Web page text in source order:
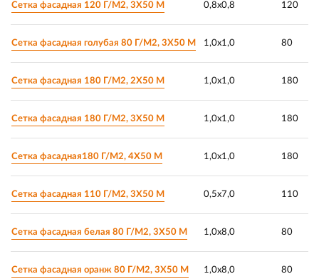
Сетка фасадная 120 Г/М2, 3Х50 М 0,8х0,8 120
Сетка фасадная голубая 80 Г/М2, 3Х50 М 1,0х1,0 80
Сетка фасадная 180 Г/М2, 2Х50 М 1,0х1,0 180
Сетка фасадная 180 Г/М2, 3Х50 М 1,0х1,0 180
Сетка фасадная180 Г/М2, 4Х50 М 1,0х1,0 180
Сетка фасадная 110 Г/М2, 3Х50 М 0,5х7,0 110
Сетка фасадная белая 80 Г/М2, 3Х50 М 1,0х8,0 80
Сетка фасадная оранж 80 Г/М2, 3Х50 М 1,0х8,0 80